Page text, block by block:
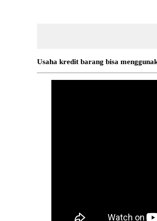
Usaha kredit barang bisa